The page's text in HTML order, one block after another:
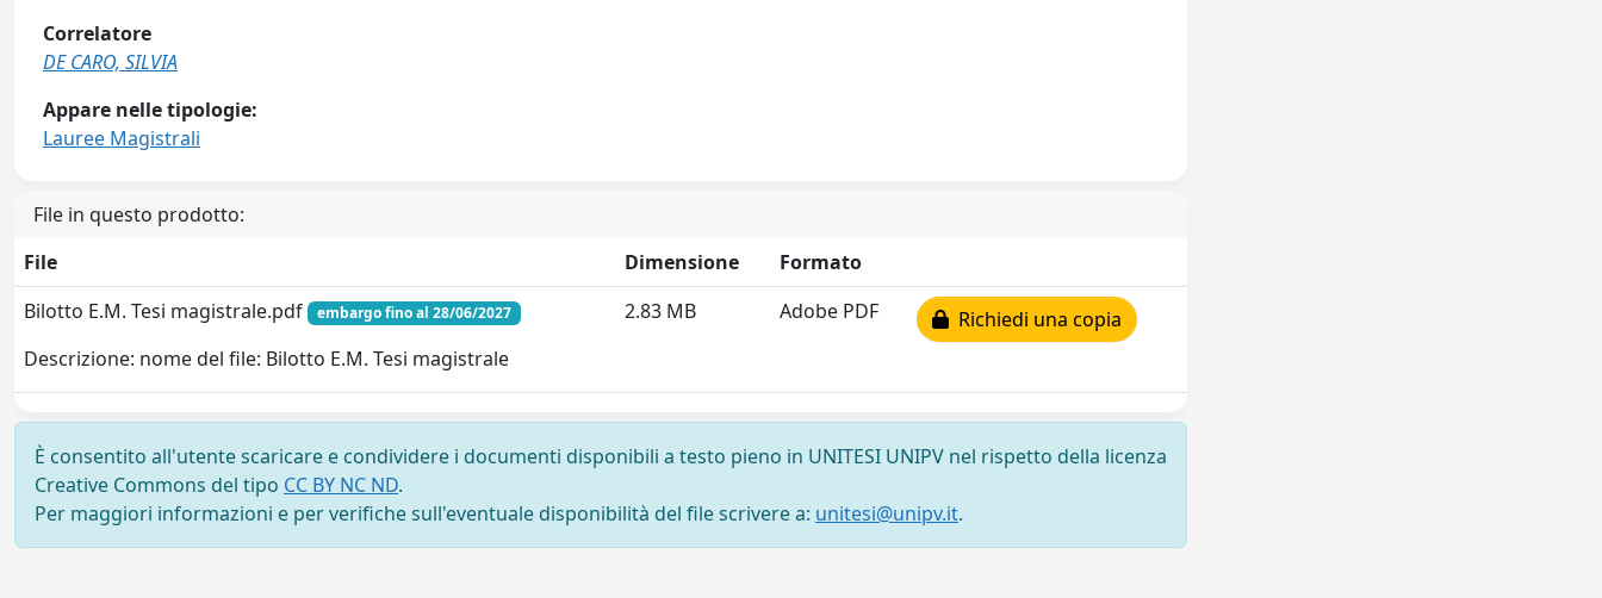
Correlatore
DE CARO, SILVIA
Appare nelle tipologie:
Lauree Magistrali
File in questo prodotto:
File
Dimensione
Formato
Bilotto E.M. Tesi magistrale.pdf
embargo fino al 28/06/2027
Descrizione: nome del file: Bilotto E.M. Tesi magistrale
2.83 MB Adobe PDF Richiedi una copia
È consentito all'utente scaricare e condividere i documenti disponibili a testo pieno in UNITESI UNIPV nel rispetto della licenza
Creative Commons del tipo CC BY NC ND.
Per maggiori informazioni e per verifiche sull'eventuale disponibilità del file scrivere a: unitesi@unipv.it.